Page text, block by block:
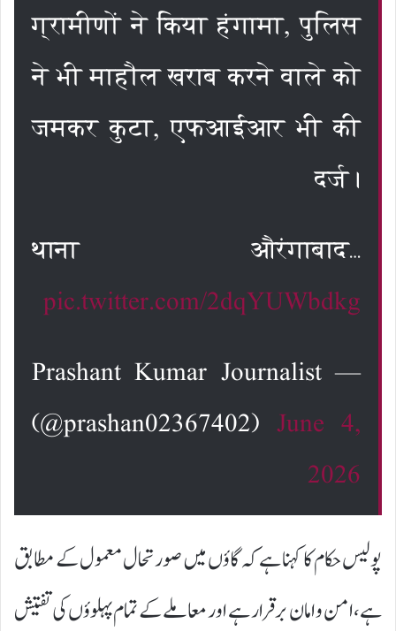
ग्रामीणों ने किया हंगामा, पुलिस
ने भी माहौल खराब करने वाले को
जमकर कुटा, एफआईआर भी की
दर्ज।
थाना औरंगाबाद…
pic.twitter.com/2dqYUWbdkg
— Prashant Kumar Journalist
(@prashan02367402) June 4,
2026
پولیس حکام کا کہنا ہے کہ گاؤں میں صورتحال معمول کے مطابق
ہے، امن و امان برقرار ہے اور معاملے کے تمام پہلوؤں کی تفتیش